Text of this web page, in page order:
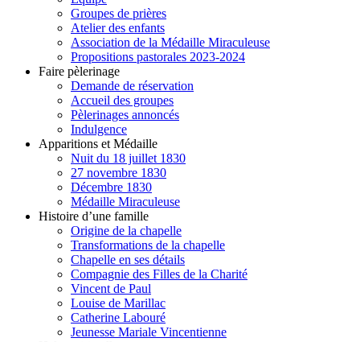
Groupes de prières
Atelier des enfants
Association de la Médaille Miraculeuse
Propositions pastorales 2023-2024
Faire pèlerinage
Demande de réservation
Accueil des groupes
Pèlerinages annoncés
Indulgence
Apparitions et Médaille
Nuit du 18 juillet 1830
27 novembre 1830
Décembre 1830
Médaille Miraculeuse
Histoire d’une famille
Origine de la chapelle
Transformations de la chapelle
Chapelle en ses détails
Compagnie des Filles de la Charité
Vincent de Paul
Louise de Marillac
Catherine Labouré
Jeunesse Mariale Vincentienne